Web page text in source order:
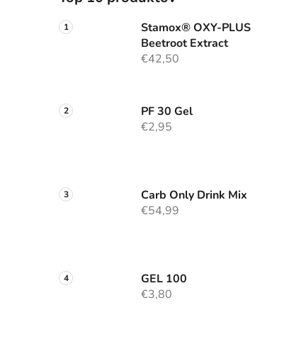
Stamox® OXY-PLUS
Beetroot Extract
€42,50
PF 30 Gel
€2,95
Carb Only Drink Mix
€54,99
GEL 100
€3,80